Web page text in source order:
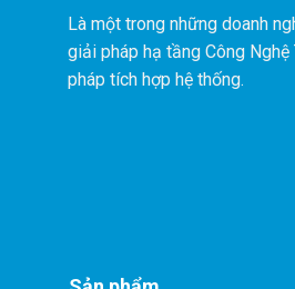
Là một trong những doanh
giải pháp hạ tầng Công
pháp tích hợp hệ thống.